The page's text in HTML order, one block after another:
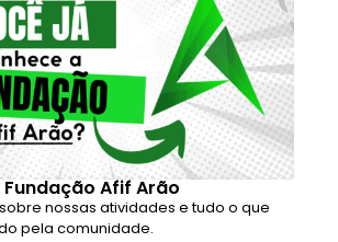
Fundação Afif Arão
nossas atividades e tudo o que
pela comunidade.